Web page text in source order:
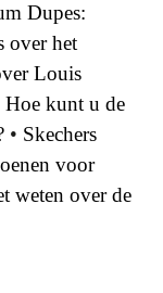
Dupes:
over het
Louis
Hoe kunt u de
• Skechers
voor
weten over de